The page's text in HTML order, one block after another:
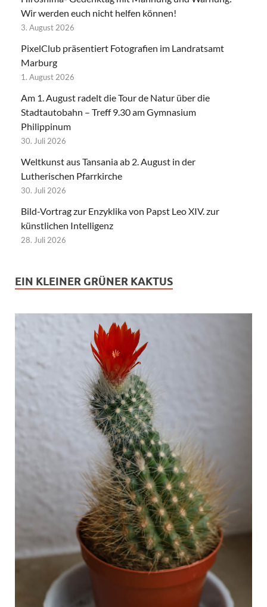
Wir werden euch nicht helfen können!
3. August 2026
PixelClub präsentiert Fotografien im Landratsamt
Marburg
1. August 2026
Am 1. August radelt die Tour de Natur über die
Stadtautobahn – Treff 9.30 am Gymnasium
Philippinum
30. Juli 2026
Weltkunst aus Tansania ab 2. August in der
Lutherischen Pfarrkirche
30. Juli 2026
Bild-Vortrag zur Enzyklika von Papst Leo XIV. zur
künstlichen Intelligenz
28. Juli 2026
EIN KLEINER GRÜNER KAKTUS